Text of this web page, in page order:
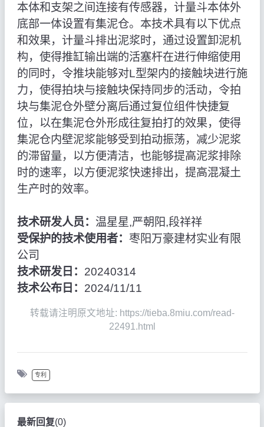
本体和支架之间连接有传感器，计量斗本体外
底部一体设置有集泥仓。本技术具有以下优点
和效果，计量斗排出泥浆时，通过设置卸泥机
构，使得推缸输出端的活塞杆在进行伸缩使用
的同时，令推块能够对L型架内的接触块进行施
力，使得拍块与接触块保持同步的活动，令拍
块与集泥仓外壁分离后通过复位组件快捷复
位，以在集泥仓外形成往复拍打的效果，使得
集泥仓内壁泥浆能够受到拍动振荡，减少泥浆
的滞留量，以方便清洁，也能够提高泥浆排除
时的速率，以方便泥浆快速排出，提高混凝土
生产时的效率。
技术研发人员： 温星星,严朝阳,段祥祥
受保护的技术使用者： 枣阳万豪建材实业有限
公司
技术研发日： 20240314
技术公布日： 2024/11/11
转载请注明原文地址: https://tieba.8miu.com/read-
22491.html
专利
最新回复(0)